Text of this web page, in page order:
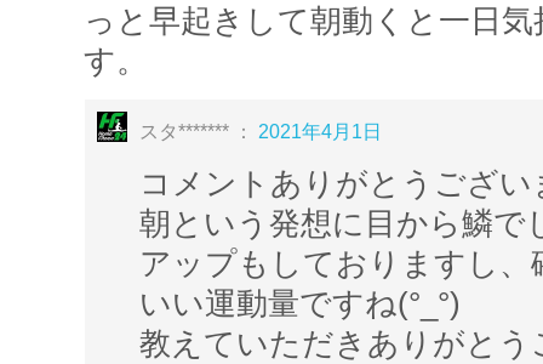
っと早起きして朝動くと一日
す。
スタ******* ： 2021年4月1日
コメントありがとうござい
朝という発想に目から鱗で
アップもしておりますし
いい運動量ですね(°_°)
教えていただきありがとう